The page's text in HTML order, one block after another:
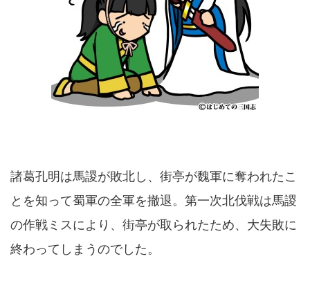
諸葛孔明は馬謖が敗北し、街亭が魏軍に奪われたこ
とを知って蜀軍の全軍を撤退。第一次北伐戦は馬謖
の作戦ミスにより、街亭が取られたため、大失敗に
終わってしまうのでした。